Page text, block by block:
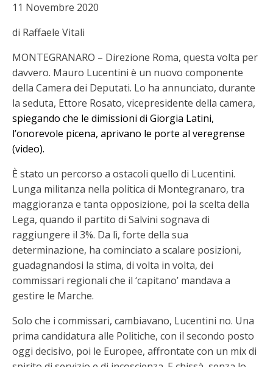
11 Novembre 2020
di Raffaele Vitali
MONTEGRANARO – Direzione Roma, questa volta per
davvero. Mauro Lucentini è un nuovo componente
della Camera dei Deputati. Lo ha annunciato, durante
la seduta, Ettore Rosato, vicepresidente della camera,
spiegando che le dimissioni di Giorgia Latini,
l’onorevole picena, aprivano le porte al veregrense
(video).
È stato un percorso a ostacoli quello di Lucentini.
Lunga militanza nella politica di Montegranaro, tra
maggioranza e tanta opposizione, poi la scelta della
Lega, quando il partito di Salvini sognava di
raggiungere il 3%. Da lì, forte della sua
determinazione, ha cominciato a scalare posizioni,
guadagnandosi la stima, di volta in volta, dei
commissari regionali che il ‘capitano’ mandava a
gestire le Marche.
Solo che i commissari, cambiavano, Lucentini no. Una
prima candidatura alle Politiche, con il secondo posto
oggi decisivo, poi le Europee, affrontate con un mix di